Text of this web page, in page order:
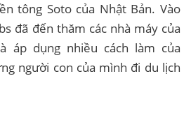
tông Soto của Nhật Bản. Vào
đã đến thăm các nhà máy của
áp dụng nhiều cách làm của
người con của mình đi du lịch